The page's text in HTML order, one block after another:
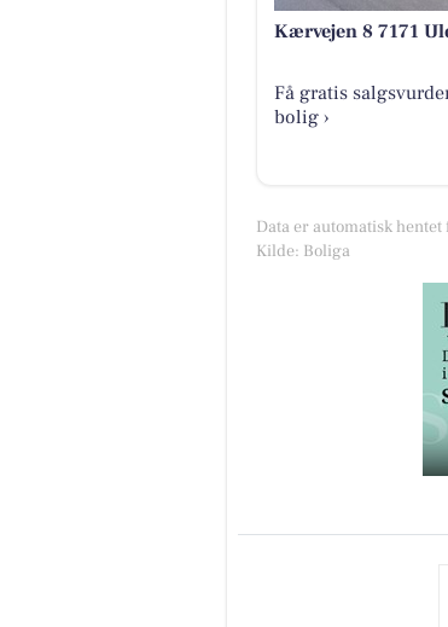
Kærvejen 8 7171
Få gratis
bolig ›
Data er automatisk
Kilde: Boliga